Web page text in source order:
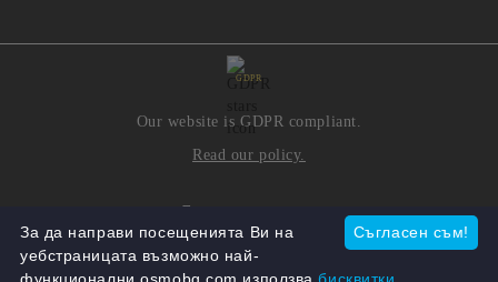
GDPR
Our website is GDPR compliant.
Read our policy.
Съгласен съм!
За да направи посещенията Ви на
уебстраницата възможно най-